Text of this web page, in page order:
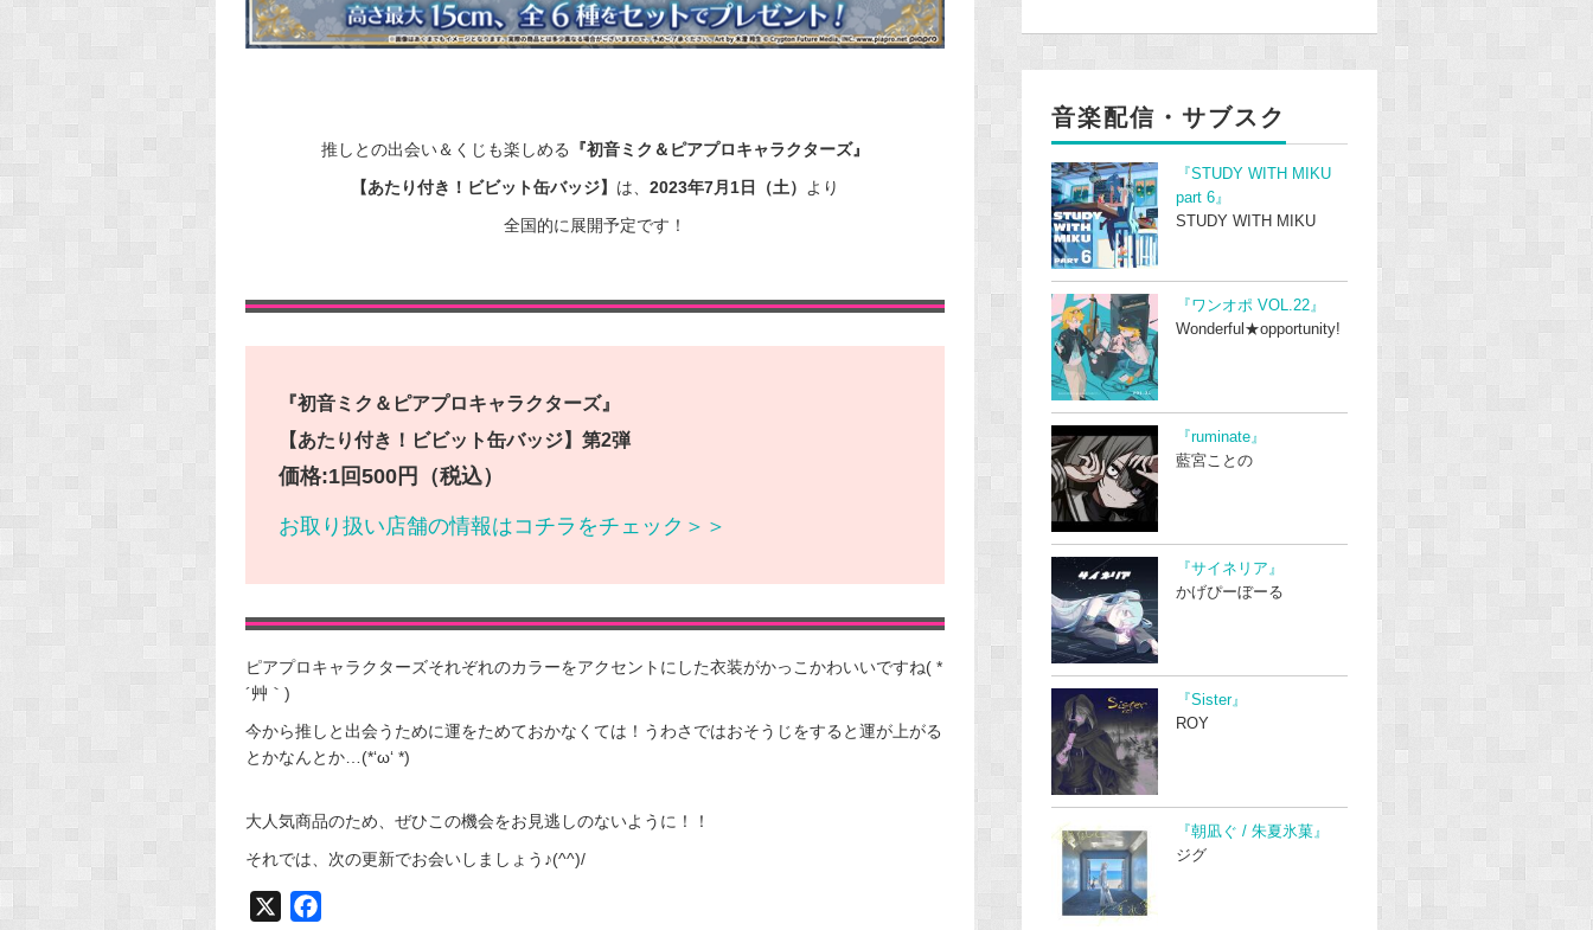
推しとの出会い＆くじも楽しめる
『初音ミク＆ピアプロキャラクターズ』
【あたり付き！ビビット缶バッジ】 は、 2023年7月1日（土）
より
全国的に展開予定です！
『初音ミク＆ピアプロキャラクターズ』
【あたり付き！ビビット缶バッジ】第2弾
価格:1回500円（税込）
お取り扱い店舗の情報はコチラをチェック＞＞
ピアプロキャラクターズそれぞれのカラーをアクセントにした衣装がかっこかわいいですね( *
´艸｀)
今から推しと出会うために運をためておかなくては！うわさではおそうじをすると運が上がる
とかなんとか…(*‘ω‘ *)
大人気商品のため、ぜひこの機会をお見逃しのないように！！
それでは、次の更新でお会いしましょう♪(^^)/
音楽配信・サブスク
『STUDY WITH MIKU
part 6』
STUDY WITH MIKU
『ワンオポ VOL.22』
Wonderful★opportunity!
『ruminate』
藍宮ことの
『サイネリア』
かげぴーぼーる
『Sister』
ROY
『朝凪ぐ / 朱夏氷菓』
ジグ